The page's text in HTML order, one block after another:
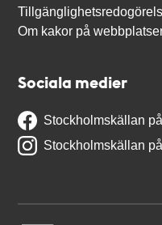
Om kakor på
Sociala medier
Stockholmskällan
Stockholmskällan